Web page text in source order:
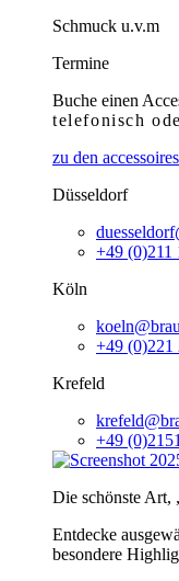
Schmuck u.v.m
Termine
Buche einen
telefonisch
zu den accessoires
Düsseldorf
+49 (0)211
Köln
+49 (0)221
Krefeld
+49
Die schönste Art,
Entdecke
besondere